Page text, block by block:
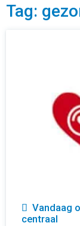
Tag:
Vandaag
centraal